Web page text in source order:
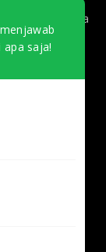
Kediri, Jawa
RW.2,
Daerah
apa saja!